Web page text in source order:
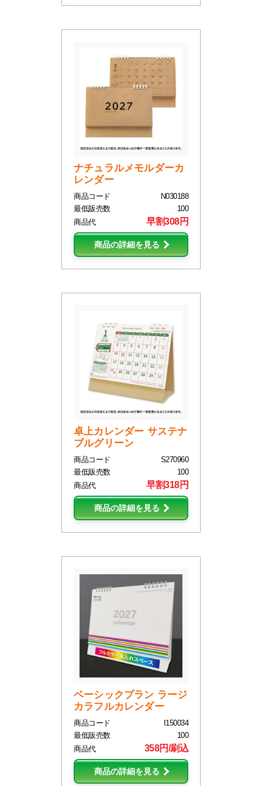
ナチュラルメモルダーカ
レンダー
商品コード
N030188
最低販売数
100
商品代
早割308円
商品の詳細を見る
卓上カレンダー サステナ
ブルグリーン
商品コード
S270960
最低販売数
100
商品代
早割318円
商品の詳細を見る
ベーシックプラン ラージ
カラフルカレンダー
商品コード
I150034
最低販売数
100
商品代
358円/刷込
商品の詳細を見る